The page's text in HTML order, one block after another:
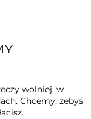
wolniej, w
Chcemy, żebyś